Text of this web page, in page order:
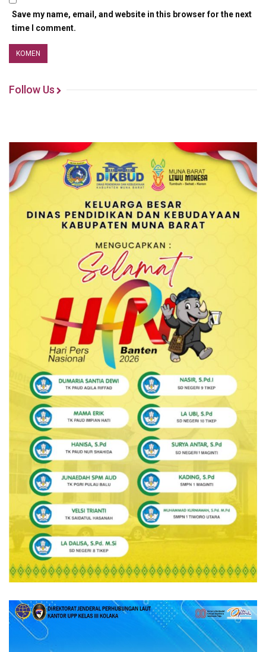
Save my name, email, and website in this browser for the next
time I comment.
Follow Us